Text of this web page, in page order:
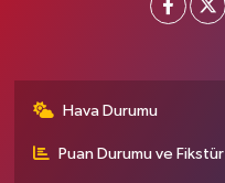
Hava Durumu
Puan Durumu ve Fikstür